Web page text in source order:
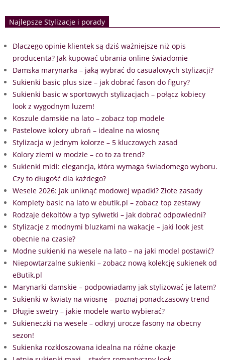
Najlepsze Stylizacje i porady
Dlaczego opinie klientek są dziś ważniejsze niż opis
producenta? Jak kupować ubrania online świadomie
Damska marynarka – jaką wybrać do casualowych stylizacji?
Sukienki basic plus size – jak dobrać fason do figury?
Sukienki basic w sportowych stylizacjach – połącz kobiecy
look z wygodnym luzem!
Koszule damskie na lato – zobacz top modele
Pastelowe kolory ubrań – idealne na wiosnę
Stylizacja w jednym kolorze – 5 kluczowych zasad
Kolory ziemi w modzie – co to za trend?
Sukienki midi: elegancja, która wymaga świadomego wyboru.
Czy to długość dla każdego?
Wesele 2026: Jak uniknąć modowej wpadki? Złote zasady
Komplety basic na lato w ebutik.pl – zobacz top zestawy
Rodzaje dekoltów a typ sylwetki – jak dobrać odpowiedni?
Stylizacje z modnymi bluzkami na wakacje – jaki look jest
obecnie na czasie?
Modne sukienki na wesele na lato – na jaki model postawić?
Niepowtarzalne sukienki – zobacz nową kolekcję sukienek od
eButik.pl
Marynarki damskie – podpowiadamy jak stylizować je latem?
Sukienki w kwiaty na wiosnę – poznaj ponadczasowy trend
Długie swetry – jakie modele warto wybierać?
Sukieneczki na wesele – odkryj urocze fasony na obecny
sezon!
Sukienka rozkloszowana idealna na różne okazje